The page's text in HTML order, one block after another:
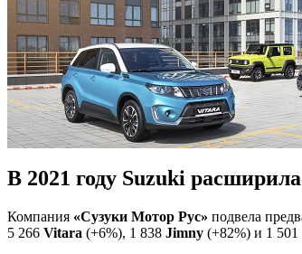
В 2021 году Suzuki
Компания «Сузуки Мотор Рус» подвела
5 266 Vitara (+6%), 1 838 Jimny (+82%) и 1 501